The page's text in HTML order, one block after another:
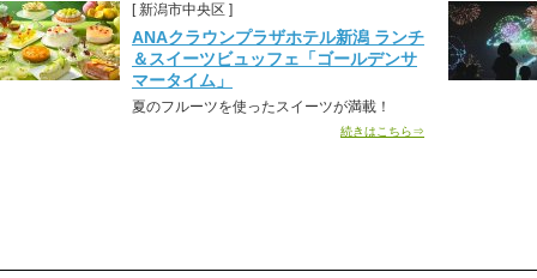
[ 新潟市中央区 ]
ANAクラウンプラザホテル新潟 ランチ
＆スイーツビュッフェ「ゴールデンサ
マータイム」
夏のフルーツを使ったスイーツが満載！
続きはこちら⇒